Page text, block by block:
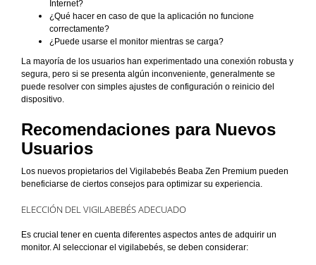
Internet?
¿Qué hacer en caso de que la aplicación no funcione
correctamente?
¿Puede usarse el monitor mientras se carga?
La mayoría de los usuarios han experimentado una conexión robusta y
segura, pero si se presenta algún inconveniente, generalmente se
puede resolver con simples ajustes de configuración o reinicio del
dispositivo.
Recomendaciones para Nuevos
Usuarios
Los nuevos propietarios del Vigilabebés Beaba Zen Premium pueden
beneficiarse de ciertos consejos para optimizar su experiencia.
ELECCIÓN DEL VIGILABEBÉS ADECUADO
Es crucial tener en cuenta diferentes aspectos antes de adquirir un
monitor. Al seleccionar el vigilabebés, se deben considerar: